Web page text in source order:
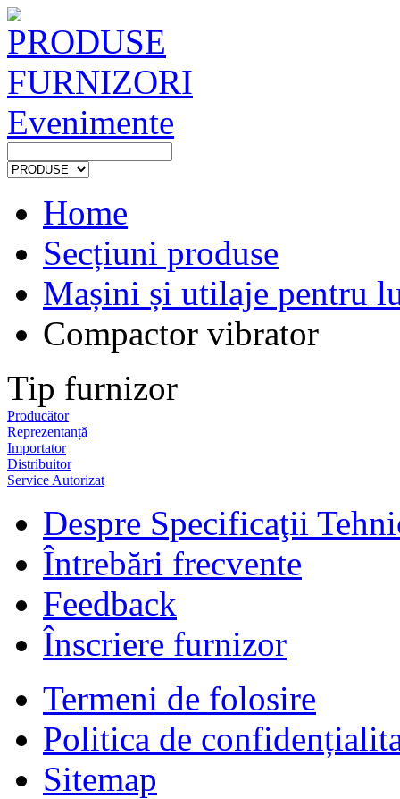
PRODUSE
FURNIZORI
Evenimente
Home
Secțiuni produse
Mașini și utilaje pentru
Compactor vibrator
Tip furnizor
Producător
Reprezentanță
Importator
Distribuitor
Service Autorizat
Despre Specificaţii
Întrebări frecvente
Feedback
Înscriere furnizor
Termeni de folosire
Politica de
Sitemap